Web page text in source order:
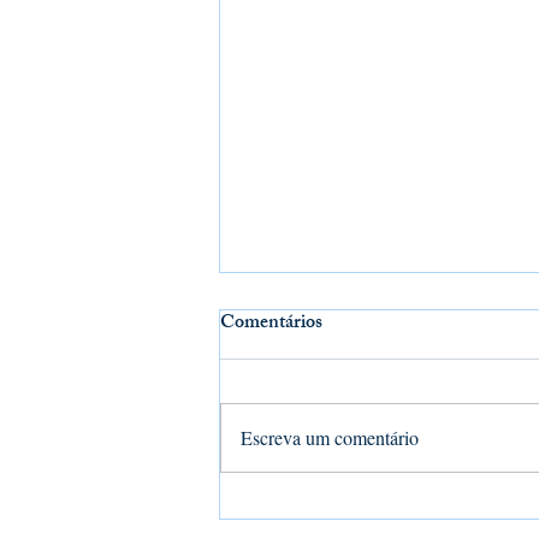
Prece Bailarina
Comentários
Escreva um comentário